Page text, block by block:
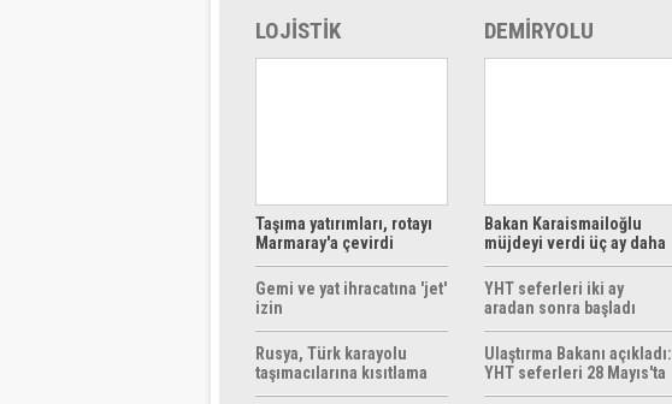
LOJİSTİK
Taşıma yatırımları, rotayı
Marmaray'a çevirdi
Gemi ve yat ihracatına 'jet'
izin
Rusya, Türk karayolu
taşımacılarına kısıtlama
getirebilir
DEMİRYOLU
Bakan Karaismailoğlu
müjdeyi verdi üç ay daha
ücretsiz
YHT seferleri iki ay
aradan sonra başladı
Ulaştırma Bakanı açıkladı:
YHT seferleri 28 Mayıs'ta
başlıyor